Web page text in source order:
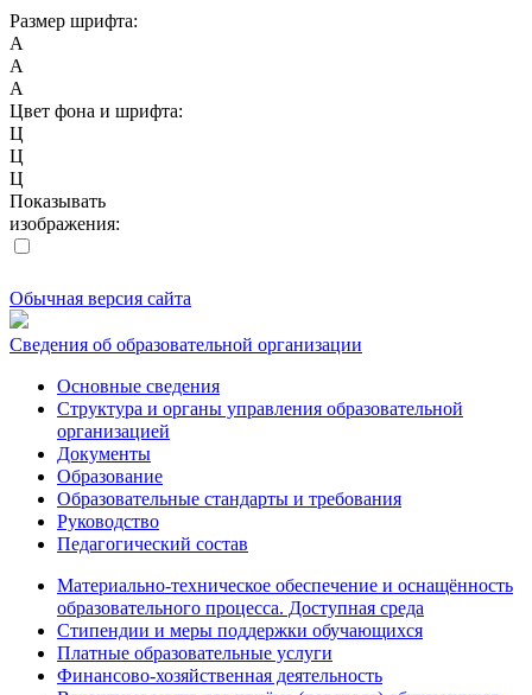
Размер шрифта:
A
A
A
Цвет фона и шрифта:
Ц
Ц
Ц
Показывать
изображения:
Обычная версия сайта
Сведения об образовательной организации
Основные сведения
Структура и органы управления образовательной
организацией
Документы
Образование
Образовательные стандарты и требования
Руководство
Педагогический состав
Материально-техническое обеспечение и оснащённость
образовательного процесса. Доступная среда
Стипендии и меры поддержки обучающихся
Платные образовательные услуги
Финансово-хозяйственная деятельность